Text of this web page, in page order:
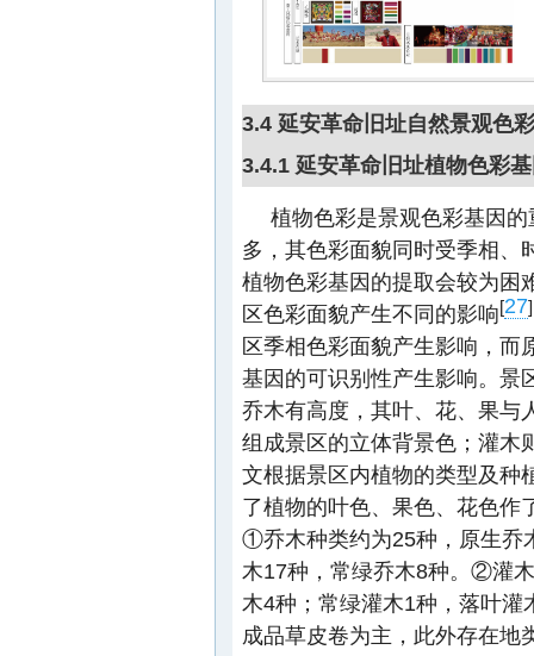
3.4 延安革命旧址自然景观色
3.4.1 延安革命旧址植物色彩
植物色彩是景观色彩基因
多，其色彩面貌同时受季相、
植物色彩基因的提取会较为困
区色彩面貌产生不同的影响[27]
区季相色彩面貌产生影响，而
基因的可识别性产生影响。景
乔木有高度，其叶、花、果与
组成景区的立体背景色；灌木
文根据景区内植物的类型及种
了植物的叶色、果色、花色作
①乔木种类约为25种，原生乔
木17种，常绿乔木8种。②灌
木4种；常绿灌木1种，落叶
成品草皮卷为主，此外存在地